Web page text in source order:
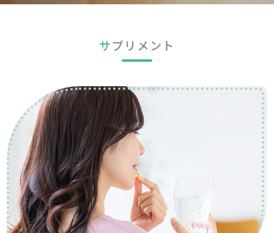
糖尿病
予防接種
生活習慣病
甲状腺疾患
アレルゲン
舌下免疫法
栄養指導
サプリメント